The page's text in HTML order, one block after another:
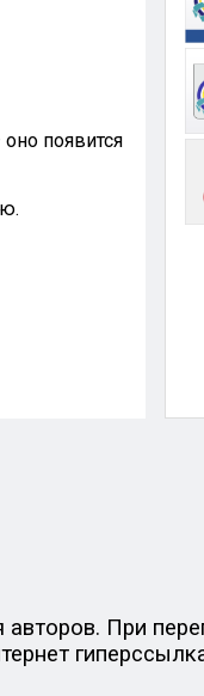
появится
При